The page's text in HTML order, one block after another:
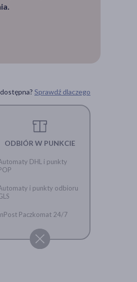
Sprawdź dlaczego
ODBIÓR W PUNKCIE
DHL i punkty
i punkty odbioru
Paczkomat 24/7